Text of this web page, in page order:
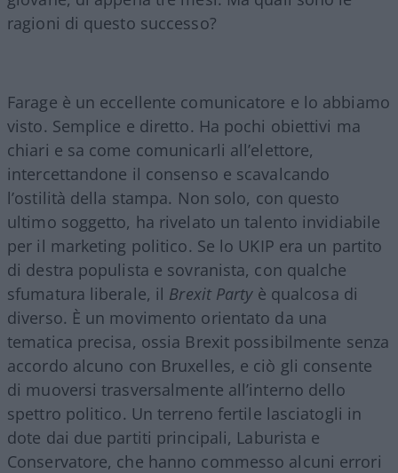
ragioni di questo successo?
Farage è un eccellente comunicatore e lo abbiamo
visto. Semplice e diretto. Ha pochi obiettivi ma
chiari e sa come comunicarli all’elettore,
intercettandone il consenso e scavalcando
l’ostilità della stampa. Non solo, con questo
ultimo soggetto, ha rivelato un talento invidiabile
per il marketing politico. Se lo UKIP era un partito
di destra populista e sovranista, con qualche
sfumatura liberale, il Brexit Partyè qualcosa di
diverso. È un movimento orientato da una
tematica precisa, ossia Brexit possibilmente senza
accordo alcuno con Bruxelles, e ciò gli consente
di muoversi trasversalmente all’interno dello
spettro politico. Un terreno fertile lasciatogli in
dote dai due partiti principali, Laburista e
Conservatore, che hanno commesso alcuni errori